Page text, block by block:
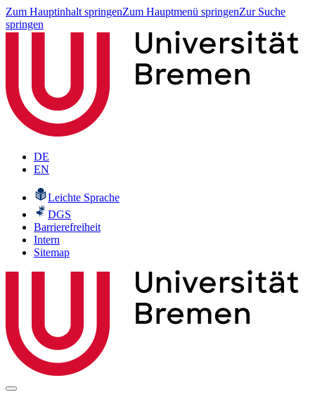
Zum Hauptinhalt springenZum Hauptmenü springenZur Suche
springen
DE
EN
Leichte Sprache
DGS
Barrierefreiheit
Intern
Sitemap